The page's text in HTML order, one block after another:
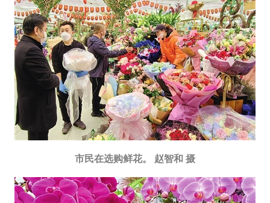
市民在选购鲜花。 赵智和 摄